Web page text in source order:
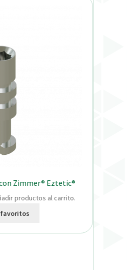
Zimmer® Eztetic®
productos al carrito.